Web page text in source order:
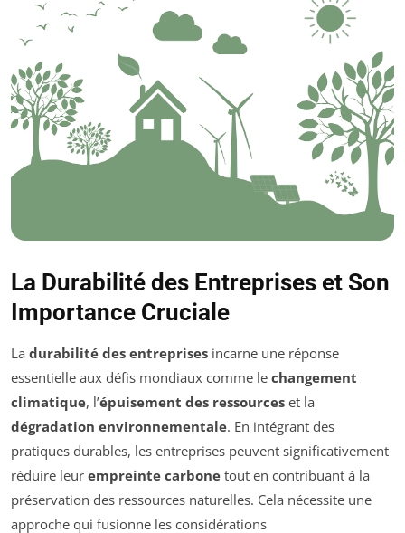
La Durabilité des Entreprises et Son
Importance Cruciale
La durabilité des entreprises incarne une réponse
essentielle aux défis mondiaux comme le changement
climatique, l’épuisement des ressources et la
dégradation environnementale. En intégrant des
pratiques durables, les entreprises peuvent significativement
réduire leur empreinte carbone tout en contribuant à la
préservation des ressources naturelles. Cela nécessite une
approche qui fusionne les considérations